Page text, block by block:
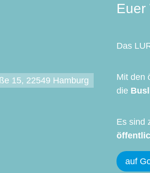
15, 22549 Hamburg
Euer
Das
Mit den
die
Es sind
auf